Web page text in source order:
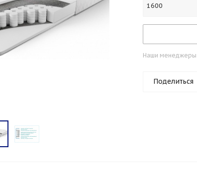
1600
Наши менеджеры
Поделиться